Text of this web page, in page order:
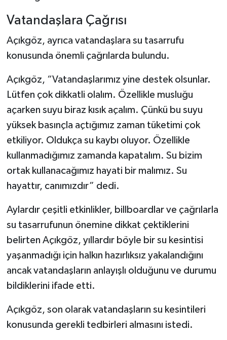
Vatandaşlara Çağrısı
Açıkgöz, ayrıca vatandaşlara su tasarrufu
konusunda önemli çağrılarda bulundu.
Açıkgöz, “Vatandaşlarımız yine destek olsunlar.
Lütfen çok dikkatli olalım. Özellikle musluğu
açarken suyu biraz kısık açalım. Çünkü bu suyu
yüksek basınçla açtığımız zaman tüketimi çok
etkiliyor. Oldukça su kaybı oluyor. Özellikle
kullanmadığımız zamanda kapatalım. Su bizim
ortak kullanacağımız hayati bir malımız. Su
hayattır, canımızdır” dedi.
Aylardır çeşitli etkinlikler, billboardlar ve çağrılarla
su tasarrufunun önemine dikkat çektiklerini
belirten Açıkgöz, yıllardır böyle bir su kesintisi
yaşanmadığı için halkın hazırlıksız yakalandığını
ancak vatandaşların anlayışlı olduğunu ve durumu
bildiklerini ifade etti.
Açıkgöz, son olarak vatandaşların su kesintileri
konusunda gerekli tedbirleri almasını istedi.